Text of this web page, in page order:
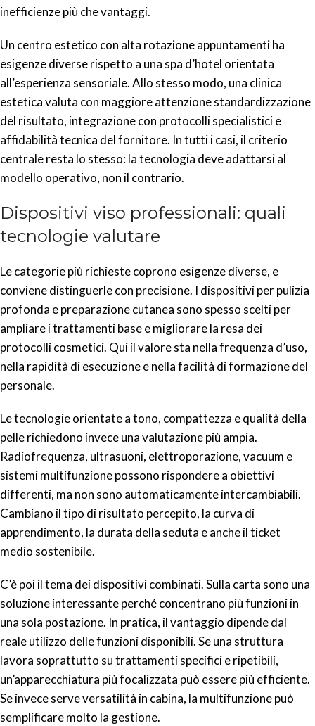
inefficienze più che vantaggi.
Un centro estetico con alta rotazione appuntamenti ha
esigenze diverse rispetto a una spa d’hotel orientata
all’esperienza sensoriale. Allo stesso modo, una clinica
estetica valuta con maggiore attenzione standardizzazione
del risultato, integrazione con protocolli specialistici e
affidabilità tecnica del fornitore. In tutti i casi, il criterio
centrale resta lo stesso: la tecnologia deve adattarsi al
modello operativo, non il contrario.
Dispositivi viso professionali: quali
tecnologie valutare
Le categorie più richieste coprono esigenze diverse, e
conviene distinguerle con precisione. I dispositivi per pulizia
profonda e preparazione cutanea sono spesso scelti per
ampliare i trattamenti base e migliorare la resa dei
protocolli cosmetici. Qui il valore sta nella frequenza d’uso,
nella rapidità di esecuzione e nella facilità di formazione del
personale.
Le tecnologie orientate a tono, compattezza e qualità della
pelle richiedono invece una valutazione più ampia.
Radiofrequenza, ultrasuoni, elettroporazione, vacuum e
sistemi multifunzione possono rispondere a obiettivi
differenti, ma non sono automaticamente intercambiabili.
Cambiano il tipo di risultato percepito, la curva di
apprendimento, la durata della seduta e anche il ticket
medio sostenibile.
C’è poi il tema dei dispositivi combinati. Sulla carta sono una
soluzione interessante perché concentrano più funzioni in
una sola postazione. In pratica, il vantaggio dipende dal
reale utilizzo delle funzioni disponibili. Se una struttura
lavora soprattutto su trattamenti specifici e ripetibili,
un’apparecchiatura più focalizzata può essere più efficiente.
Se invece serve versatilità in cabina, la multifunzione può
semplificare molto la gestione.